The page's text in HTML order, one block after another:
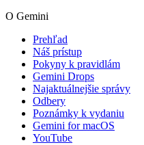
O Gemini
Prehľad
Náš prístup
Pokyny k pravidlám
Gemini Drops
Najaktuálnejšie správy
Odbery
Poznámky k vydaniu
Gemini for macOS
YouTube